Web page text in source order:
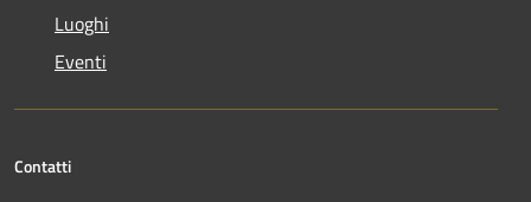
Luoghi
Eventi
Contatti